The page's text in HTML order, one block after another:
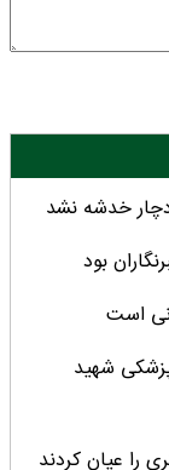
خدشه نشد
بود
است
شهید
را عیان کردند